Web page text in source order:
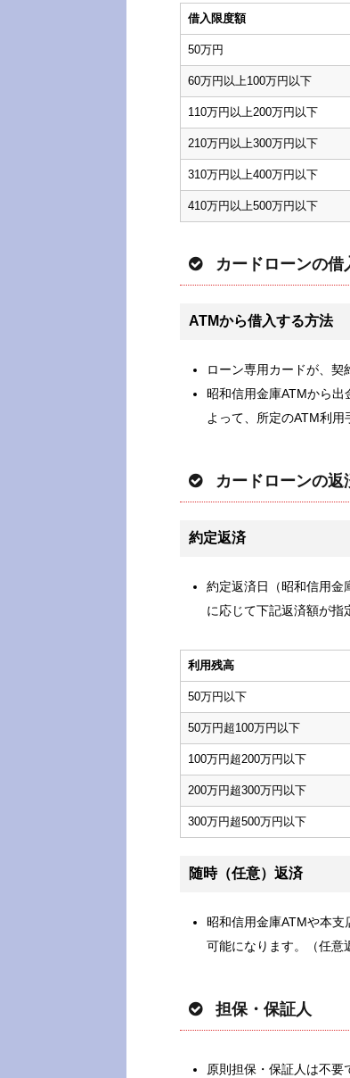
借入限度額
50万円
60万円以上100万円以下
110万円以上200万円以下
210万円以上300万円以下
310万円以上400万円以下
410万円以上500万円以下
カードローンの借
ATMから借入する方法
ローン専用カードが、契
昭和信用金庫ATMから
よって、所定のATM利用
カードローンの返
約定返済
約定返済日（昭和信用金
に応じて下記返済額が指
利用残高
50万円以下
50万円超100万円以下
100万円超200万円以下
200万円超300万円以下
300万円超500万円以下
随時（任意）返済
昭和信用金庫ATMや本
可能になります。（任意
担保・保証人
原則担保・保証人は不要